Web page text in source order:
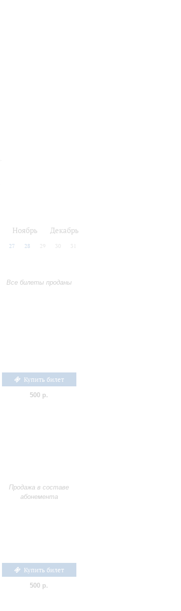
Ноябрь Декабрь
27 28 29 30 31
Все билеты проданы
Купить билет
500 р.
Продажа в составе
абонемента
Купить билет
500 р.